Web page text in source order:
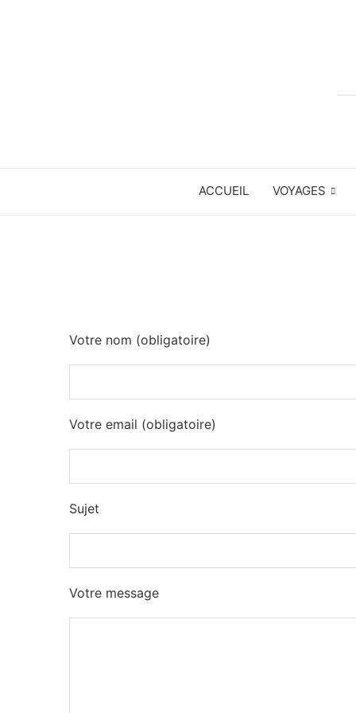
ACCUEIL VOYAGES
Votre nom (obligatoire)
Votre email (obligatoire)
Sujet
Votre message